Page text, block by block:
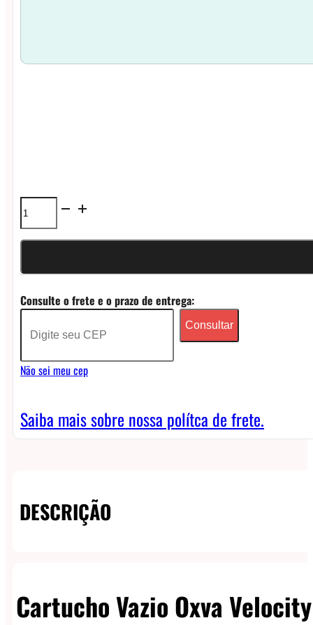
Cartucho
Vazio
Unicoil
Pod
(unidade)
quantidade
Consulte o frete e o prazo de entrega:
Consultar
Não sei meu cep
Saiba mais sobre nossa polítca de frete.
DESCRIÇÃO
Cartucho Vazio Oxva